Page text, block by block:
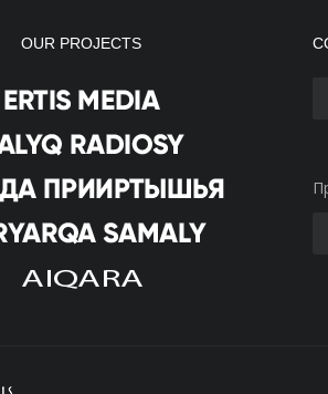
OUR PROJECTS